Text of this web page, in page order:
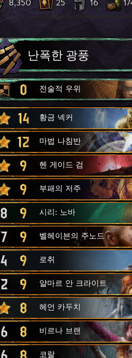
8,350 25 16
난폭한 광풍
0 전술적 우위
14 황금 넥커
12 마법 나침반
9 헨 게이드 검
9 부패의 저주
8 9 시리: 노바
7 9 벨헤이븐의 주노드
4 9 로취
2 9 얄마르 안 크라이트
8 헤언 카두치
6 8 비르나 브랜
코랄